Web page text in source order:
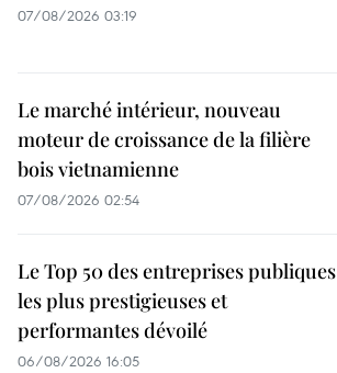
07/08/2026 03:19
Le marché intérieur, nouveau
moteur de croissance de la filière
bois vietnamienne
07/08/2026 02:54
Le Top 50 des entreprises publiques
les plus prestigieuses et
performantes dévoilé
06/08/2026 16:05